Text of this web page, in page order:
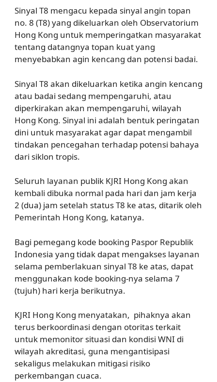
Sinyal T8 mengacu kepada sinyal angin topan
no. 8 (T8) yang dikeluarkan oleh Observatorium
Hong Kong untuk memperingatkan masyarakat
tentang datangnya topan kuat yang
menyebabkan agin kencang dan potensi badai.
Sinyal T8 akan dikeluarkan ketika angin kencang
atau badai sedang mempengaruhi, atau
diperkirakan akan mempengaruhi, wilayah
Hong Kong. Sinyal ini adalah bentuk peringatan
dini untuk masyarakat agar dapat mengambil
tindakan pencegahan terhadap potensi bahaya
dari siklon tropis.
Seluruh layanan publik KJRI Hong Kong akan
kembali dibuka normal pada hari dan jam kerja
2 (dua) jam setelah status T8 ke atas, ditarik oleh
Pemerintah Hong Kong, katanya.
Bagi pemegang kode booking Paspor Republik
Indonesia yang tidak dapat mengakses layanan
selama pemberlakuan sinyal T8 ke atas, dapat
menggunakan kode booking-nya selama 7
(tujuh) hari kerja berikutnya.
KJRI Hong Kong menyatakan, pihaknya akan
terus berkoordinasi dengan otoritas terkait
untuk memonitor situasi dan kondisi WNI di
wilayah akreditasi, guna mengantisipasi
sekaligus melakukan mitigasi risiko
perkembangan cuaca.